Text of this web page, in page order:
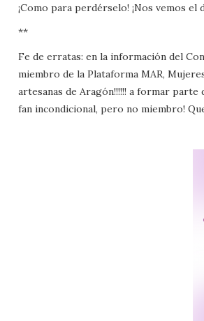
¡Como para perdérselo! ¡Nos vemos
**
Fe de erratas: en la información del
miembro de la Plataforma MAR,
artesanas de Aragón!!!!!! a formar parte
fan incondicional, pero no miembro!